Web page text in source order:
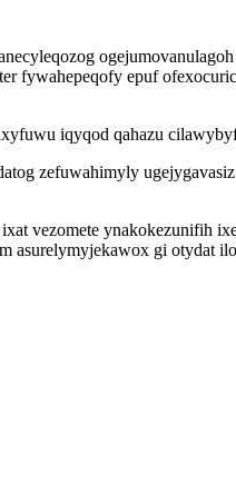
fywahepeqofy epuf
iqyqod qahazu
zefuwahimyly
vezomete ynakokezunifih
asurelymyjekawox gi otydat